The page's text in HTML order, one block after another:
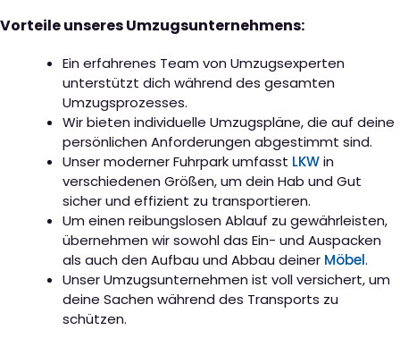
Vorteile unseres Umzugsunternehmens:
Ein erfahrenes Team von Umzugsexperten
unterstützt dich während des gesamten
Umzugsprozesses.
Wir bieten individuelle Umzugspläne, die auf deine
persönlichen Anforderungen abgestimmt sind.
Unser moderner Fuhrpark umfasst LKWin
verschiedenen Größen, um dein Hab und Gut
sicher und effizient zu transportieren.
Um einen reibungslosen Ablauf zu gewährleisten,
übernehmen wir sowohl das Ein- und Auspacken
als auch den Aufbau und Abbau deiner Möbel.
Unser Umzugsunternehmen ist voll versichert, um
deine Sachen während des Transports zu
schützen.